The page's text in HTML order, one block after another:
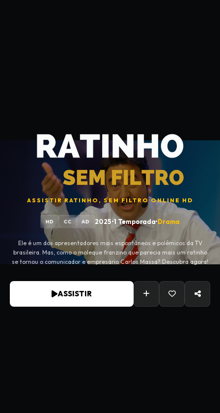
ASSISTIRRATINHO, SEM FILTROONLINE HD
HD CC AD 2025•1 Temporada•Drama
Ele é um dos apresentadores mais espontâneos e polêmicos da TV
brasileira. Mas, como o moleque franzino que parecia mais um ratinho
se tornou o comunicador e empresário Carlos Massa? Descubra agora!
ASSISTIR